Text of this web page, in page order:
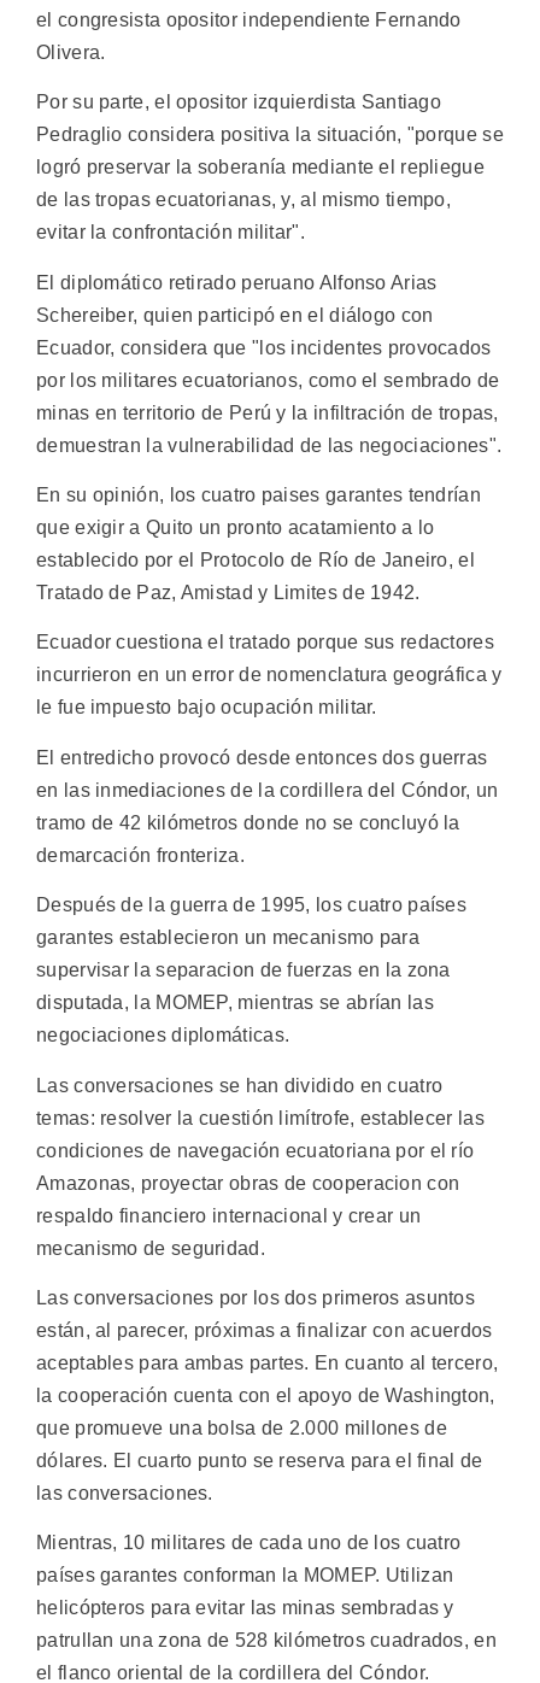
el congresista opositor independiente Fernando
Olivera.
Por su parte, el opositor izquierdista Santiago
Pedraglio considera positiva la situación, "porque se
logró preservar la soberanía mediante el repliegue
de las tropas ecuatorianas, y, al mismo tiempo,
evitar la confrontación militar".
El diplomático retirado peruano Alfonso Arias
Schereiber, quien participó en el diálogo con
Ecuador, considera que "los incidentes provocados
por los militares ecuatorianos, como el sembrado de
minas en territorio de Perú y la infiltración de tropas,
demuestran la vulnerabilidad de las negociaciones".
En su opinión, los cuatro paises garantes tendrían
que exigir a Quito un pronto acatamiento a lo
establecido por el Protocolo de Río de Janeiro, el
Tratado de Paz, Amistad y Limites de 1942.
Ecuador cuestiona el tratado porque sus redactores
incurrieron en un error de nomenclatura geográfica y
le fue impuesto bajo ocupación militar.
El entredicho provocó desde entonces dos guerras
en las inmediaciones de la cordillera del Cóndor, un
tramo de 42 kilómetros donde no se concluyó la
demarcación fronteriza.
Después de la guerra de 1995, los cuatro países
garantes establecieron un mecanismo para
supervisar la separacion de fuerzas en la zona
disputada, la MOMEP, mientras se abrían las
negociaciones diplomáticas.
Las conversaciones se han dividido en cuatro
temas: resolver la cuestión limítrofe, establecer las
condiciones de navegación ecuatoriana por el río
Amazonas, proyectar obras de cooperacion con
respaldo financiero internacional y crear un
mecanismo de seguridad.
Las conversaciones por los dos primeros asuntos
están, al parecer, próximas a finalizar con acuerdos
aceptables para ambas partes. En cuanto al tercero,
la cooperación cuenta con el apoyo de Washington,
que promueve una bolsa de 2.000 millones de
dólares. El cuarto punto se reserva para el final de
las conversaciones.
Mientras, 10 militares de cada uno de los cuatro
países garantes conforman la MOMEP. Utilizan
helicópteros para evitar las minas sembradas y
patrullan una zona de 528 kilómetros cuadrados, en
el flanco oriental de la cordillera del Cóndor.